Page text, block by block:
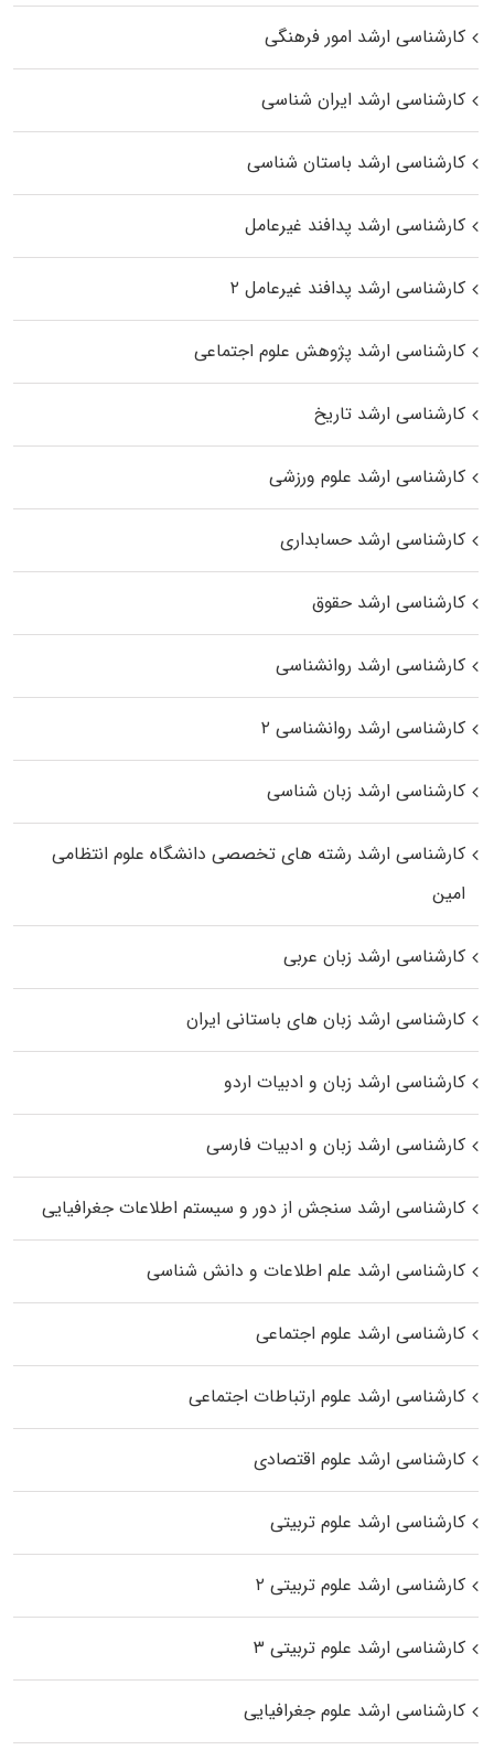
کارشناسی ارشد امور فرهنگی
کارشناسی ارشد ایران شناسی
کارشناسی ارشد باستان شناسی
کارشناسی ارشد پدافند غیرعامل
کارشناسی ارشد پدافند غیرعامل ۲
کارشناسی ارشد پژوهش علوم اجتماعی
کارشناسی ارشد تاریخ
کارشناسی ارشد علوم ورزشی
کارشناسی ارشد حسابداری
کارشناسی ارشد حقوق
کارشناسی ارشد روانشناسی
کارشناسی ارشد روانشناسی ۲
کارشناسی ارشد زبان شناسی
کارشناسی ارشد رﺷﺘﻪ ﻫﺎی تخصصی داﻧﺸﮕﺎه ﻋﻠﻮم انتظامی
اﻣﻴﻦ
کارشناسی ارشد زبان عربی
کارشناسی ارشد زبان‌ های باستانی ایران
کارشناسی ارشد زبان و ادبیات اردو
کارشناسی ارشد زبان و ادبیات فارسی
کارشناسی ارشد سنجش از دور و سیستم اطلاعات جغرافیایی
کارشناسی ارشد علم اطلاعات و دانش شناسی
کارشناسی ارشد علوم اجتماعی
کارشناسی ارشد علوم ارتباطات اجتماعی
کارشناسی ارشد علوم اقتصادی
کارشناسی ارشد علوم تربیتی
کارشناسی ارشد علوم تربیتی ۲
کارشناسی ارشد علوم تربیتی ۳
کارشناسی ارشد علوم جغرافیایی